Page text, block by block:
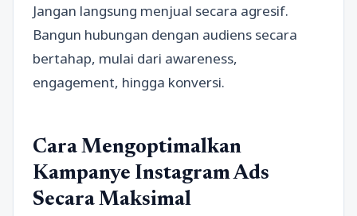
Jangan langsung menjual secara agresif.
Bangun hubungan dengan audiens secara
bertahap, mulai dari awareness,
engagement, hingga konversi.
Cara Mengoptimalkan
Kampanye Instagram Ads
Secara Maksimal